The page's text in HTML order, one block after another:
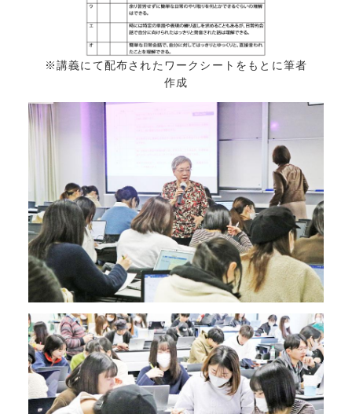
※講義にて配布されたワークシートをもとに筆者
作成